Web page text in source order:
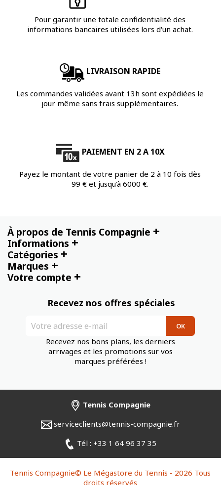
Pour garantir une totale confidentialité des
informations bancaires utilisées lors d'un achat.
LIVRAISON RAPIDE
Les commandes validées avant 13h sont expédiées le
jour même sans frais supplémentaires.
PAIEMENT EN 2 A 10X
Payez le montant de votre panier de 2 à 10 fois dès
99 € et jusqu'à 6000 €.
À propos de Tennis Compagnie +
Informations +
Catégories +
Marques +
Votre compte +
Recevez nos offres spéciales
Recevez nos bons plans, les derniers
arrivages et les promotions sur vos
marques préférées !
Tennis Compagnie
serviceclients@tennis-compagnie.fr
Tél : +33 1 64 96 37 35
Tennis Compagnie© Le Mégastore du Tennis - 2026 Tous
droits réservés